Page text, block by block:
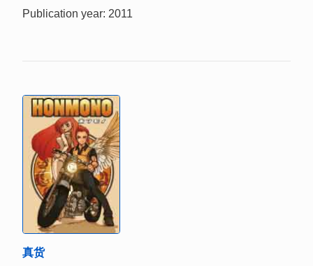
Publication year: 2011
真货